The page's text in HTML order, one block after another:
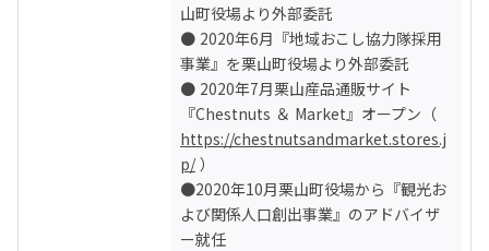
山町役場より外部委託
● 2020年6月『地域おこし協力隊採用
事業』を栗山町役場より外部委託
● 2020年7月栗山産品通販サイト
https://chestnutsandmarket.stores.j
p/ ）
●2020年10月栗山町役場から『観光お
よび関係人口創出事業』のアドバイザ
ー就任